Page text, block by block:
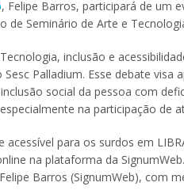
, Felipe Barros, participará de um
de Seminário de Arte e
inclusão e
Palladium. Esse debate visa
social da pessoa com
na participação de
para os surdos em
na plataforma da
Barros (SignumWeb), com